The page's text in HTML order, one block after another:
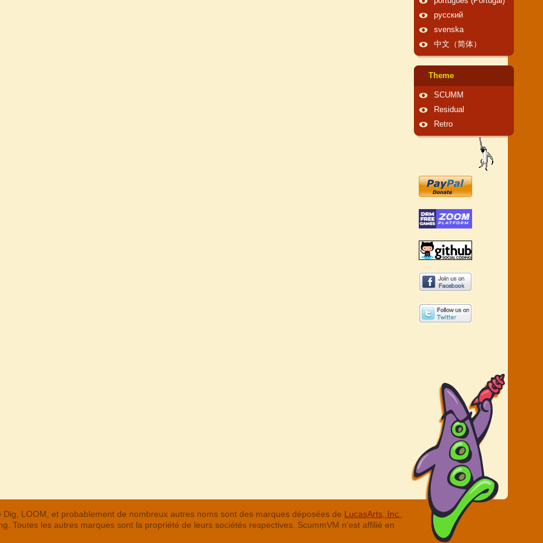
русский
svenska
中文（简体）
Theme
SCUMM
Residual
Retro
LOOM, et probablement de nombreux autres noms sont des marques déposées de LucasArts, Inc.
Toutes les autres marques sont la propriété de leurs sociétés respectives. ScummVM n'est affilié en